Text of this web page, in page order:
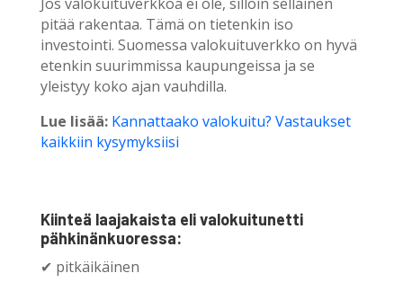
pitää rakentaa. Tämä on tietenkin iso
investointi. Suomessa valokuituverkko on hyvä
etenkin suurimmissa kaupungeissa ja se
yleistyy koko ajan vauhdilla.
Lue lisää: Kannattaako valokuitu? Vastaukset
kaikkiin kysymyksiisi
Kiinteä laajakaista eli valokuitunetti
pähkinänkuoressa:
✔ pitkäikäinen